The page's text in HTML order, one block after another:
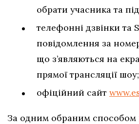
обрати учасника та
телефонні дзвінки та
повідомлення за
що з’являються на
прямої трансляції шоу;
офіційний сайт
За одним обраним способом